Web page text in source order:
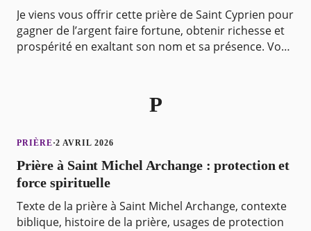
Je viens vous offrir cette prière de Saint Cyprien pour
gagner de l’argent faire fortune, obtenir richesse et
prospérité en exaltant son nom et sa présence. Vous
P
PRIÈRE·2 AVRIL 2026
Prière à Saint Michel Archange : protection et
force spirituelle
Texte de la prière à Saint Michel Archange, contexte
biblique, histoire de la prière, usages de protection